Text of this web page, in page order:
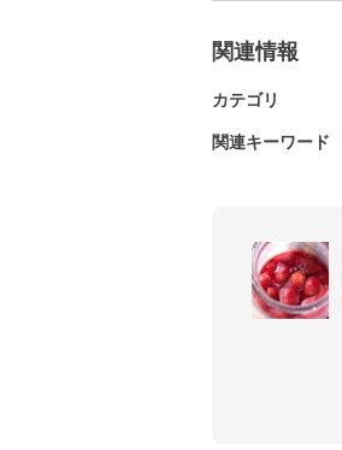
関連情報
カテゴリ
関連キーワード